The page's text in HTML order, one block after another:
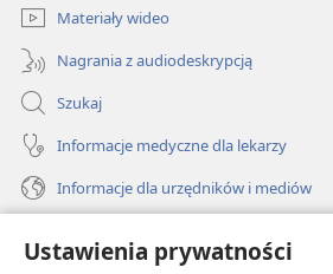
Ustawienia prywatności
Materiały wideo
Nagrania z audiodeskrypcją
Szukaj
Informacje medyczne dla lekarzy
Informacje dla urzędników i mediów